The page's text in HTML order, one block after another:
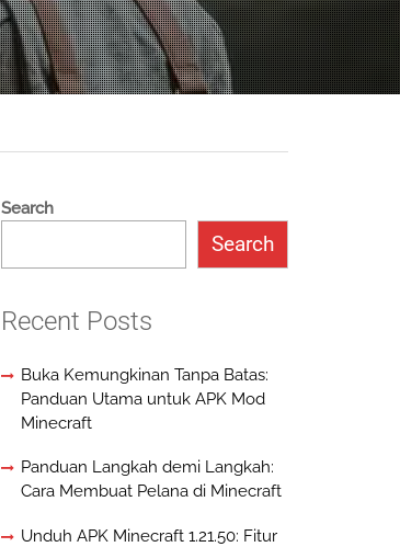
Search
Search
Recent Posts
Buka Kemungkinan Tanpa Batas:
Panduan Utama untuk APK Mod
Minecraft
Panduan Langkah demi Langkah:
Cara Membuat Pelana di Minecraft
Unduh APK Minecraft 1.21.50: Fitur